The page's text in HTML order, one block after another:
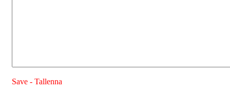
Save - Tallenna